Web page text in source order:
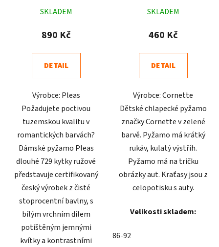
hodnocení
produktu
4,8
z
hvězdiček.
SKLADEM
890 Kč
DETAIL
Výrobce: Pleas
Požadujete poctivou
tuzemskou kvalitu v
romantických barvách?
Dámské pyžamo Pleas
dlouhé 729 kytky ružové
představuje certifikovaný
český výrobek z čisté
stoprocentní bavlny, s
bílým vrchním dílem
potištěným jemnými
kvítky a kontrastními
hodnocení
produktu
5,0
z
hvězdiček.
SKLADEM
460 Kč
DETAIL
Výrobce: Cornette
Dětské chlapecké pyžamo
značky Cornette v zelené
barvě. Pyžamo má krátký
rukáv, kulatý výstřih.
Pyžamo má na tričku
obrázky aut. Kraťasy jsou z
celopotisku s auty.
Velikosti skladem:
86-92